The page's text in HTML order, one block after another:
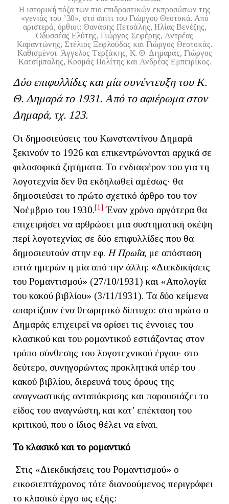
H ιστορική πόζα των πιο επιδραστικών εκπροσώπων της
«γενιάς του ’30», στο σπίτι του Γιώργου Θεοτοκά. Από
αριστερά, όρθιοι: Θανάσης Πετσάλης, Hλίας Bενέζης,
Oδυσσέας Eλύτης, Γιώργος Σεφέρης, Αντρέας
Kαραντώνης, Στέλιος Ξεφλούδας και Γιώργος Θεοτοκάς.
Kαθισμένοι: Άγγελος Tερζάκης, K. Θ. Δημαράς, Γιώργος
Kατσίμπαλης, Kοσμάς Πολίτης και Ανδρέας Eμπειρίκος.
Δύο επιφυλλίδες και μία συνέντευξη του Κ.
Θ. Δημαρά το 1931. Από το αφιέρωμα στον
Δημαρά, τχ. 123.
Οι δημοσιεύσεις του Κωνσταντίνου Δημαρά
ξεκινούν το 1926 και επικεντρώνονται αρχικά σε
φιλοσοφικά ζητήματα. Το ενδιαφέρον του για τη
λογοτεχνία δεν θα εκδηλωθεί αμέσως· θα
δημοσιεύσει το πρώτο σχετικό άρθρο του τον
Νοέμβριο του 1930.[1] Έναν χρόνο αργότερα θα
επιχειρήσει να αρθρώσει μια συστηματική σκέψη
περί λογοτεχνίας σε δύο επιφυλλίδες που θα
δημοσιευτούν στην εφ. Η Πρωΐα, με απόσταση
επτά ημερών η μία από την άλλη: «Διεκδικήσεις
του Ρομαντισμού» (27/10/1931) και «Απολογία
του κακού βιβλίου» (3/11/1931). Τα δύο κείμενα
απαρτίζουν ένα θεωρητικό δίπτυχο: στο πρώτο ο
Δημαράς επιχειρεί να ορίσει τις έννοιες του
κλασικού και του ρομαντικού εστιάζοντας στον
τρόπο σύνθεσης του λογοτεχνικού έργου· στο
δεύτερο, συνηγορώντας προκλητικά υπέρ του
κακού βιβλίου, διερευνά τους όρους της
αναγνωστικής ανταπόκρισης και παρουσιάζει το
είδος του αναγνώστη, και κατ’ επέκταση του
κριτικού, που ο ίδιος θέλει να είναι.
Το κλασικό και το ρομαντικό
Στις «Διεκδικήσεις του Ρομαντισμού» ο
εικοσιεπτάχρονος τότε διανοούμενος περιγράφει
το κλασικό έργο ως εξής: